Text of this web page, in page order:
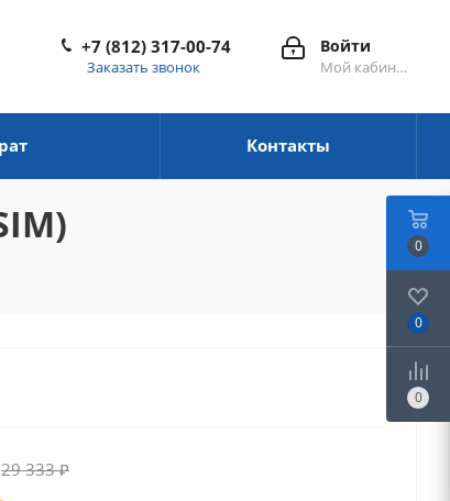
Войти
Мой кабинет
+7 (812) 317-00-74
Заказать звонок
Контакты
29 333₽
0
0
0